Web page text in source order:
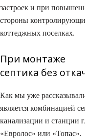
застроек и при
стороны
коттеджных поселках.
При монтаже
септика без
Как мы уже
является комбинацией
канализации и станции
«Евролос» или «Топас».